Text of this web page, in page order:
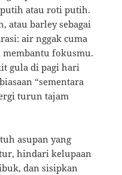
atau roti putih.
atau barley sebagai
air nggak cuma
membantu fokusmu.
gula di pagi hari
“sementara
turun tajam
asupan yang
hindari kelupaan
dan sisipkan